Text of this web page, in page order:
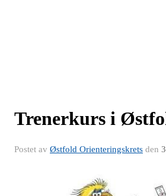
Trenerkurs i
Postet av Østfold Orienteringskrets den